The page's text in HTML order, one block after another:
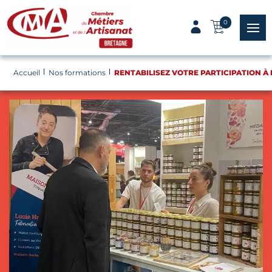
Panneau de gestion des cookies
0
menu
Accueil Nos formations RENTABILISEZ VOTRE PARTICIPATION À